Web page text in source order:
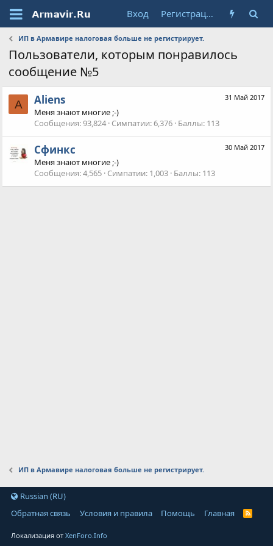
Вход Регистрация
ИП в Армавире налоговая больше не регистрирует.
Пользователи, которым понравилось
сообщение №5
A
31 Май 2017
Aliens
Меня знают многие ;-)
Сообщения 93,824 Симпатии 6,376 Баллы 113
30 Май 2017
Сфинкс
Меня знают многие ;-)
Сообщения 4,565 Симпатии 1,003 Баллы 113
ИП в Армавире налоговая больше не регистрирует.
Russian (RU)
Обратная связь
Условия и правила Помощь Главная
Локализация отXenForo.Info